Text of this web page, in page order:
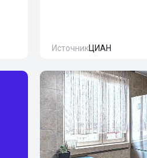
ИсточникЦИАН